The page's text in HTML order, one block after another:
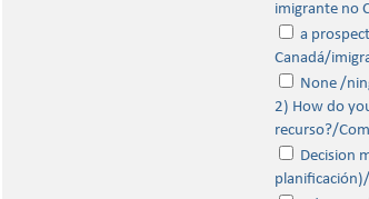
imigrante no
a
Canadá/
None /
2) How do
recurso?/
Decision